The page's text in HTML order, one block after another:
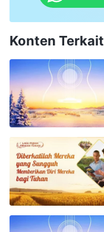
Konten Terkait